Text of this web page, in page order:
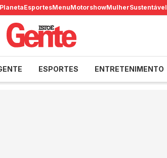
PlanetaEsportesMenuMotorshowMulherSustentável
ESPORTES ENTRETENIMENTO